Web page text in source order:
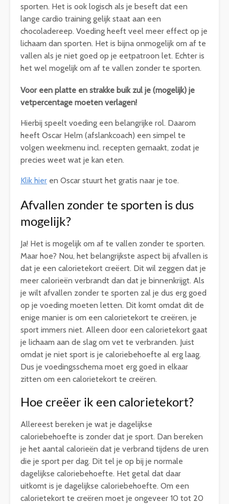
sporten. Het is ook logisch als je beseft dat een
lange cardio training gelijk staat aan een
chocoladereep. Voeding heeft veel meer effect op je
lichaam dan sporten. Het is bijna onmogelijk om af te
vallen als je niet goed op je eetpatroon let. Echter is
het wel mogelijk om af te vallen zonder te sporten.
Voor een platte en strakke buik zul je (mogelijk) je
vetpercentage moeten verlagen!
Hierbij speelt voeding een belangrijke rol. Daarom
heeft Oscar Helm (afslankcoach) een simpel te
volgen weekmenu incl. recepten gemaakt, zodat je
precies weet wat je kan eten.
Klik hier en Oscar stuurt het gratis naar je toe.
Afvallen zonder te sporten is dus
mogelijk?
Ja! Het is mogelijk om af te vallen zonder te sporten.
Maar hoe? Nou, het belangrijkste aspect bij afvallen is
dat je een calorietekort creëert. Dit wil zeggen dat je
meer calorieën verbrandt dan dat je binnenkrijgt. Als
je wilt afvallen zonder te sporten zal je dus erg goed
op je voeding moeten letten. Dit komt omdat dit de
enige manier is om een calorietekort te creëren, je
sport immers niet. Alleen door een calorietekort gaat
je lichaam aan de slag om vet te verbranden. Juist
omdat je niet sport is je caloriebehoefte al erg laag.
Dus je voedingsschema moet erg goed in elkaar
zitten om een calorietekort te creëren.
Hoe creëer ik een calorietekort?
Allereest bereken je wat je dagelijkse
caloriebehoefte is zonder dat je sport. Dan bereken
je het aantal calorieën dat je verbrand tijdens de uren
die je sport per dag. Dit tel je op bij je normale
dagelijkse caloriebehoefte. Het getal dat daar
uitkomt is je dagelijkse caloriebehoefte. Om een
calorietekort te creëren moet je ongeveer 10 tot 20